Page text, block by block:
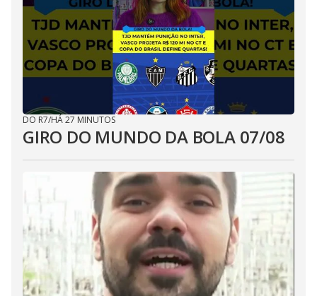
DO R7/HÁ 27 MINUTOS
GIRO DO MUNDO DA BOLA 07/08